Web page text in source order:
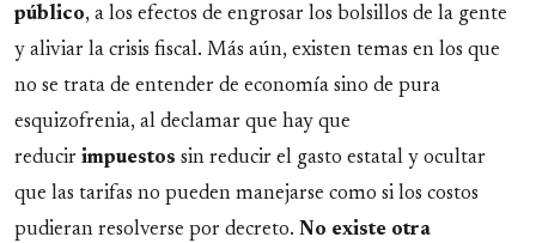
público, a los efectos de engrosar los bolsillos de la gente
y aliviar la crisis fiscal. Más aún, existen temas en los que
no se trata de entender de economía sino de pura
esquizofrenia, al declamar que hay que
reducir impuestos sin reducir el gasto estatal y ocultar
que las tarifas no pueden manejarse como si los costos
pudieran resolverse por decreto. No existe otra